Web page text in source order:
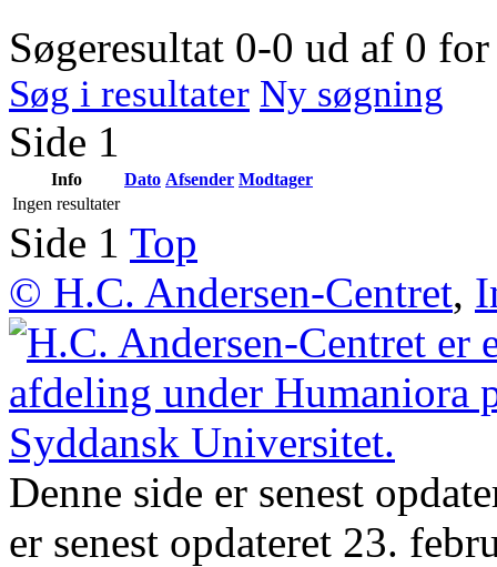
Søgeresultat 0-0 ud af 0
Søg i resultater Ny søgning
Side 1
Info Dato Afsender Modtager
Ingen resultater
Side 1 Top
© H.C. Andersen-Centret,
Denne side er senest
er senest opdateret 23.